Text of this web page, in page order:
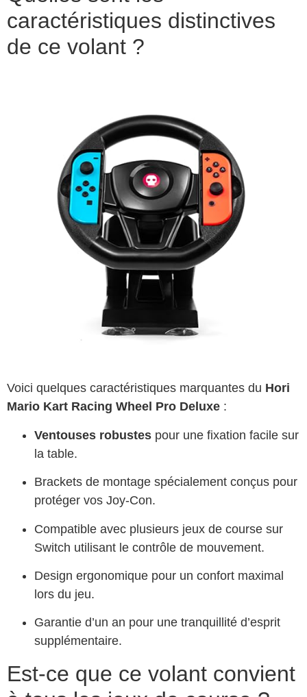
caractéristiques distinctives
de ce volant ?
Voici quelques caractéristiques marquantes du Hori
Mario Kart Racing Wheel Pro Deluxe :
Ventouses robustes pour une fixation facile sur
la table.
Brackets de montage spécialement conçus pour
protéger vos Joy-Con.
Compatible avec plusieurs jeux de course sur
Switch utilisant le contrôle de mouvement.
Design ergonomique pour un confort maximal
lors du jeu.
Garantie d’un an pour une tranquillité d’esprit
supplémentaire.
Est-ce que ce volant convient